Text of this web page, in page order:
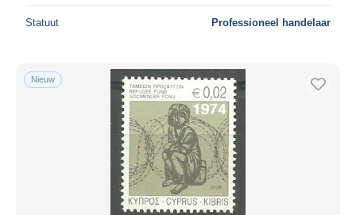
Statuut Professioneel handelaar
Nieuw